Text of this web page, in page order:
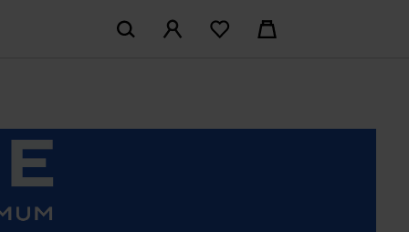
SIĘ
KONTA